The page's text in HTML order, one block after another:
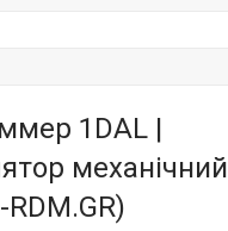
1DAL |
механічний